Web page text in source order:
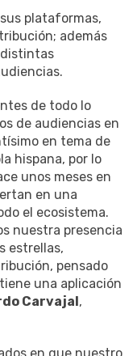
plataformas,
además
distintas
de todo lo
de audiencias en
en tema de
hispana, por lo
unos meses en
en una
el ecosistema.
nuestra presencia
estrellas,
pensado
una aplicación
Carvajal,